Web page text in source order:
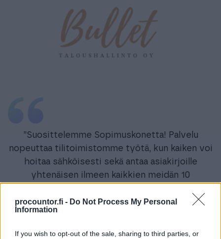
procountor.fi - Do Not Process My Personal
Information
If you wish to opt-out of the sale, sharing to third parties, or
”Suosittelemme Sopimuskonetta! Palvelu
nopeuttaa tilitoimistomme työtä, kun kaiken voi
hoitaa sähköisesti sekä antaa asiakirjoille
yhtenäisen ilmeen kaikkien meidän 10